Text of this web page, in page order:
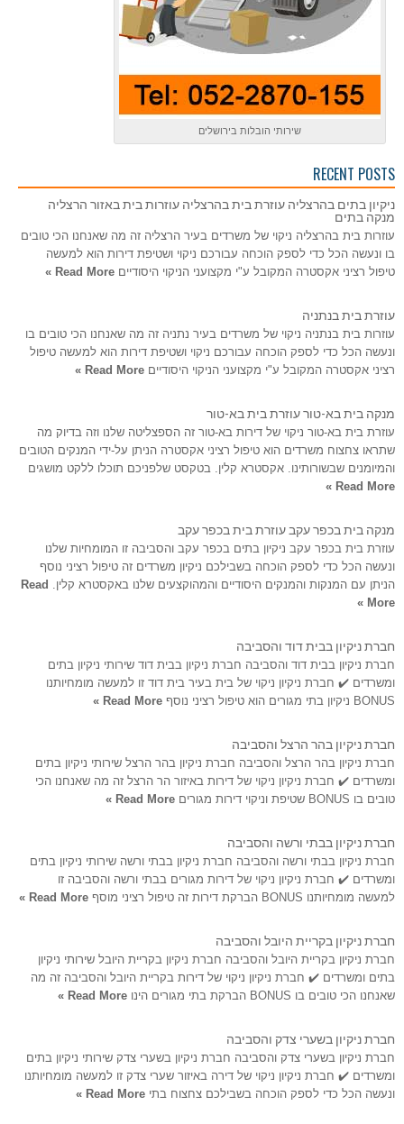
שירותי הובלות בירושלים
RECENT POSTS
ניקיון בתים בהרצליה עוזרת בית בהרצליה עוזרות בית באזור הרצליה
מנקה בתים
עוזרות בית בהרצליה ניקוי של משרדים בעיר הרצליה זה מה שאנחנו הכי טובים
בו ונעשה הכל כדי לספק הוכחה עבורכם ניקוי ושטיפת דירות הוא למעשה
טיפול רציני אקסטרה המקובל ע"י מקצועני הניקוי היסודיים Read More »
עוזרת בית בנתניה
עוזרות בית בנתניה ניקוי של משרדים בעיר נתניה זה מה שאנחנו הכי טובים בו
ונעשה הכל כדי לספק הוכחה עבורכם ניקוי ושטיפת דירות הוא למעשה טיפול
רציני אקסטרה המקובל ע"י מקצועני הניקוי היסודיים Read More »
מנקה בית בא-טור עוזרת בית בא-טור
עוזרת בית בא-טור ניקוי של דירות בא-טור זה הספצליטה שלנו וזה בדיוק מה
שתראו צחצוח משרדים הוא טיפול רציני אקסטרה הניתן על-ידי המנקים הטובים
והמיומנים שבשורותינו. אקסטרא קלין. בטקסט שלפניכם תוכלו ללקט מושגים
Read More »
מנקה בית בכפר עקב עוזרת בית בכפר עקב
עוזרת בית בכפר עקב ניקיון בתים בכפר עקב והסביבה זו המומחיות שלנו
ונעשה הכל כדי לספק הוכחה בשבילכם ניקיון משרדים זה טיפול רציני נוסף
הניתן עם המנקות והמנקים היסודיים והמהוקצעים שלנו באקסטרא קלין. Read
More »
חברת ניקיון בבית דוד והסביבה
חברת ניקיון בבית דוד והסביבה חברת ניקיון בבית דוד שירותי ניקיון בתים
ומשרדים ✔️ חברת ניקיון ניקוי של בית בעיר בית דוד זו למעשה מומחיותנו
BONUS ניקיון בתי מגורים הוא טיפול רציני נוסף
Read More »
חברת ניקיון בהר הרצל והסביבה
חברת ניקיון בהר הרצל והסביבה חברת ניקיון בהר הרצל שירותי ניקיון בתים
ומשרדים ✔️ חברת ניקיון ניקוי של דירות באיזור הר הרצל זה מה שאנחנו הכי
טובים בו BONUS שטיפת וניקוי דירות מגורים
Read More »
חברת ניקיון בבתי ורשה והסביבה
חברת ניקיון בבתי ורשה והסביבה חברת ניקיון בבתי ורשה שירותי ניקיון בתים
ומשרדים ✔️ חברת ניקיון ניקוי של דירות מגורים בבתי ורשה והסביבה זו
למעשה מומחיותנו BONUS הברקת דירות זה טיפול רציני מוסף
Read More »
חברת ניקיון בקריית היובל והסביבה
חברת ניקיון בקריית היובל והסביבה חברת ניקיון בקריית היובל שירותי ניקיון
בתים ומשרדים ✔️ חברת ניקיון ניקוי של דירות בקריית היובל והסביבה זה מה
שאנחנו הכי טובים בו BONUS הברקת בתי מגורים הינו
Read More »
חברת ניקיון בשערי צדק והסביבה
חברת ניקיון בשערי צדק והסביבה חברת ניקיון בשערי צדק שירותי ניקיון בתים
ומשרדים ✔️ חברת ניקיון ניקוי של דירה באיזור שערי צדק זו למעשה מומחיותנו
ונעשה הכל כדי לספק הוכחה בשבילכם צחצוח בתי Read More »